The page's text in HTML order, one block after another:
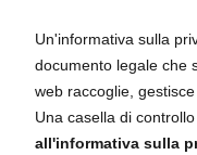
Un'informativa sulla
documento legale che
web raccoglie,
Una casella di
all'informativa sulla